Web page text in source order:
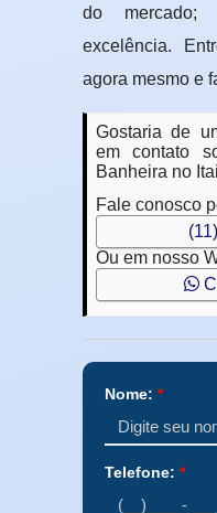
do mercado;
excelência.
agora mesmo e
Gostaria de
em contato
Banheira no
Fale conosco
Ou em nosso
Nome: *
Telefone: *